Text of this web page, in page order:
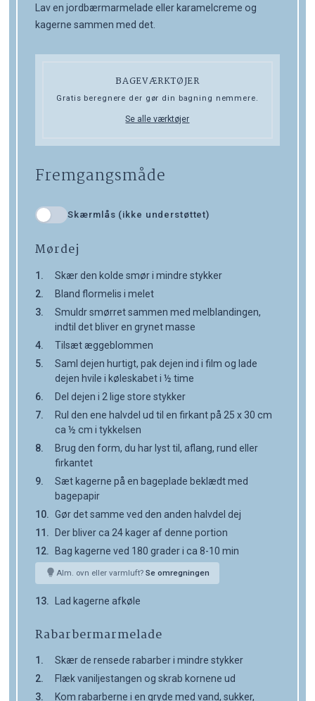
Lav en jordbærmarmelade eller karamelcreme og
kagerne sammen med det.
BAGEVÆRKTØJER
Gratis beregnere der gør din bagning nemmere.
Se alle værktøjer
Fremgangsmåde
Skærmlås (ikke understøttet)
Mørdej
Skær den kolde smør i mindre stykker
Bland flormelis i melet
Smuldr smørret sammen med melblandingen,
indtil det bliver en grynet masse
Tilsæt æggeblommen
Saml dejen hurtigt, pak dejen ind i film og lade
dejen hvile i køleskabet i ½ time
Del dejen i 2 lige store stykker
Rul den ene halvdel ud til en firkant på 25 x 30 cm
ca ½ cm i tykkelsen
Brug den form, du har lyst til, aflang, rund eller
firkantet
Sæt kagerne på en bageplade beklædt med
bagepapir
Gør det samme ved den anden halvdel dej
Der bliver ca 24 kager af denne portion
Bag kagerne ved 180 grader i ca 8-10 min
Alm. ovn eller varmluft?Se omregningen
Lad kagerne afkøle
Rabarbermarmelade
Skær de rensede rabarber i mindre stykker
Flæk vaniljestangen og skrab kornene ud
Kom rabarberne i en gryde med vand, sukker,